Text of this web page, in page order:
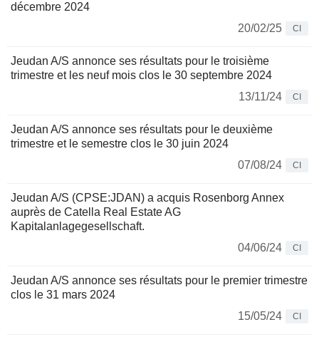
décembre 2024
20/02/25
CI
Jeudan A/S annonce ses résultats pour le troisième
trimestre et les neuf mois clos le 30 septembre 2024
13/11/24
CI
Jeudan A/S annonce ses résultats pour le deuxième
trimestre et le semestre clos le 30 juin 2024
07/08/24
CI
Jeudan A/S (CPSE:JDAN) a acquis Rosenborg Annex
auprès de Catella Real Estate AG
Kapitalanlagegesellschaft.
04/06/24
CI
Jeudan A/S annonce ses résultats pour le premier trimestre
clos le 31 mars 2024
15/05/24
CI